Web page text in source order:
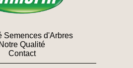
Semences d'Arbres
Notre Qualité
Contact